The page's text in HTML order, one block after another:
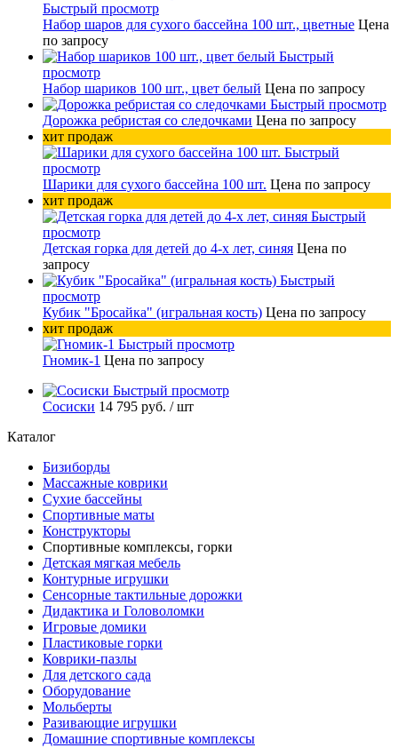
Быстрый просмотр
Набор шаров для сухого бассейна 100 шт., цветные Цена
по запросу
Быстрый
просмотр
Набор шариков 100 шт., цвет белый Цена по запросу
Быстрый просмотр
Дорожка ребристая со следочками Цена по запросу
хит продаж
Быстрый
просмотр
Шарики для сухого бассейна 100 шт. Цена по запросу
хит продаж
Быстрый
просмотр
Детская горка для детей до 4-х лет, синяя Цена по
запросу
Быстрый
просмотр
Кубик "Бросайка" (игральная кость) Цена по запросу
хит продаж
Быстрый просмотр
Гномик-1 Цена по запросу
Быстрый просмотр
Сосиски 14 795 руб. / шт
Каталог
Бизиборды
Массажные коврики
Сухие бассейны
Спортивные маты
Конструкторы
Спортивные комплексы, горки
Детская мягкая мебель
Контурные игрушки
Сенсорные тактильные дорожки
Дидактика и Головоломки
Игровые домики
Пластиковые горки
Коврики-пазлы
Для детского сада
Оборудование
Мольберты
Разивающие игрушки
Домашние спортивные комплексы